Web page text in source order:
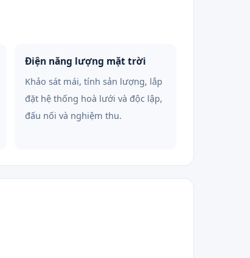
Điện năng lượng mặt trời
Khảo sát mái, tính sản lượng, lắp
đặt hệ thống hoà lưới và độc lập,
đấu nối và nghiệm thu.